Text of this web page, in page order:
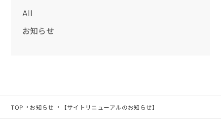
All
お知らせ
TOP お知らせ 【サイトリニューアルのお知らせ】